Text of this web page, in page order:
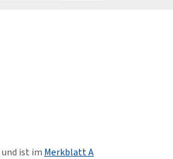
und ist im Merkblatt A